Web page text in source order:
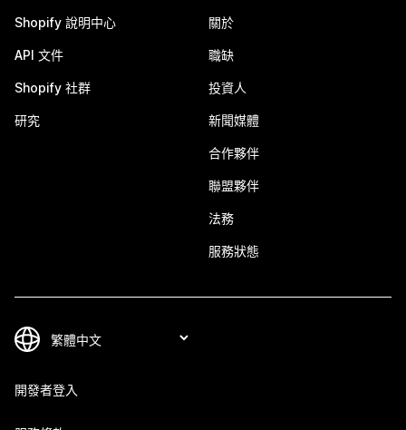
Shopify 說明中心
API 文件
Shopify 社群
研究
關於
職缺
投資人
新聞媒體
合作夥伴
聯盟夥伴
法務
服務狀態
開發者登入